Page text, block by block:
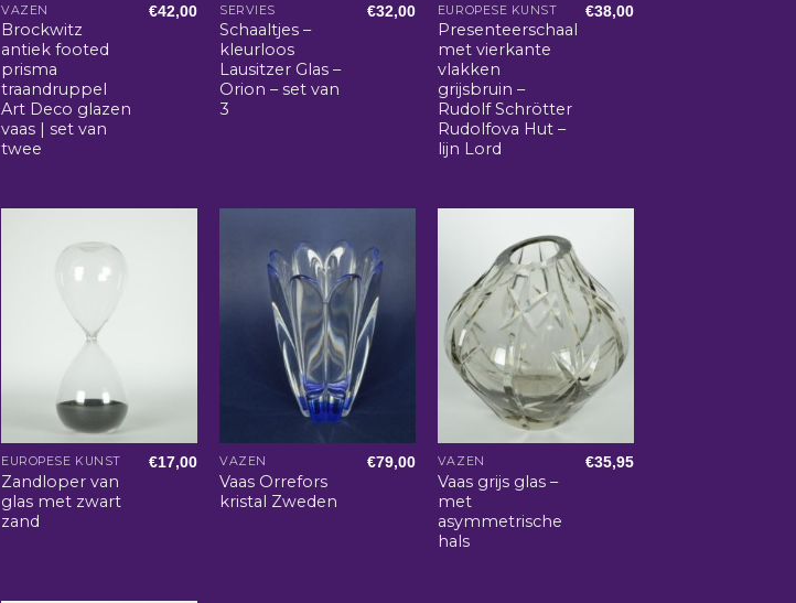
VAZEN
Brockwitz
antiek footed
prisma
traandruppel
Art Deco glazen
vaas | set van
twee
€42,00 SERVIES
Schaaltjes –
kleurloos
Lausitzer Glas –
Orion – set van
3
€32,00 EUROPESE KUNST
Presenteerschaal
met vierkante
vlakken
grijsbruin –
Rudolf Schrötter
Rudolfova Hut –
lijn Lord
€38,00
EUROPESE KUNST
Zandloper van
glas met zwart
zand
€17,00 VAZEN
Vaas Orrefors
kristal Zweden
€79,00 VAZEN
Vaas grijs glas –
met
asymmetrische
hals
€35,95